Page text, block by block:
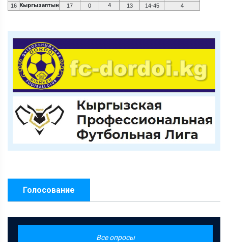
16 Кыргызалтын 17 0 4 13 14-45 4
Голосование
Все опросы